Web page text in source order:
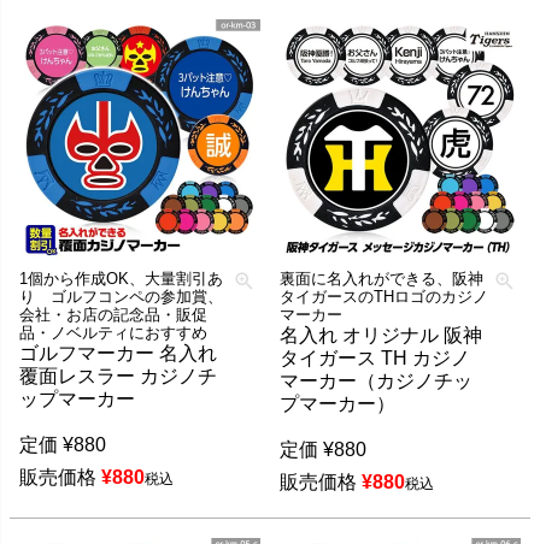
1個から作成OK、大量割引あ
り ゴルフコンペの参加賞、
会社・お店の記念品・販促
品・ノベルティにおすすめ
ゴルフマーカー 名入れ
覆面レスラー カジノチ
ップマーカー
定価 ¥880
販売価格 ¥880税込
裏面に名入れができる、阪神
タイガースのTHロゴのカジノ
マーカー
名入れ オリジナル 阪神
タイガース TH カジノ
マーカー（カジノチッ
プマーカー）
定価 ¥880
販売価格 ¥880税込